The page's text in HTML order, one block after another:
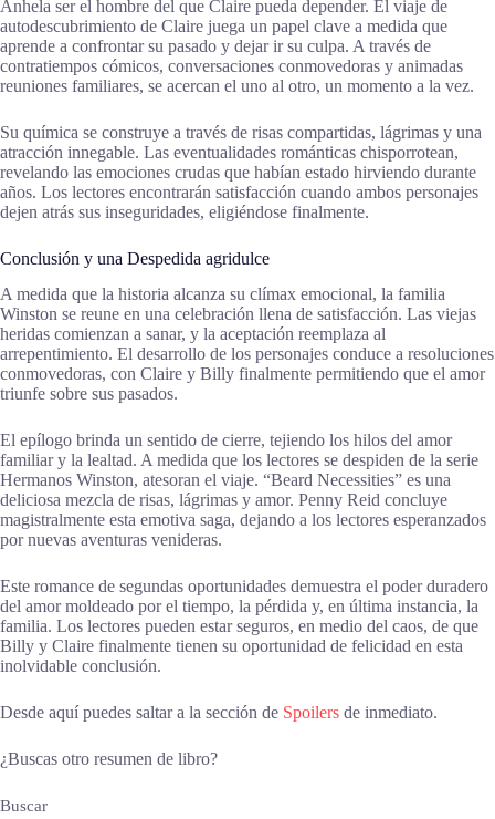
Anhela ser el hombre del que Claire pueda depender. El viaje de
autodescubrimiento de Claire juega un papel clave a medida que
aprende a confrontar su pasado y dejar ir su culpa. A través de
contratiempos cómicos, conversaciones conmovedoras y animadas
reuniones familiares, se acercan el uno al otro, un momento a la vez.
Su química se construye a través de risas compartidas, lágrimas y una
atracción innegable. Las eventualidades románticas chisporrotean,
revelando las emociones crudas que habían estado hirviendo durante
años. Los lectores encontrarán satisfacción cuando ambos personajes
dejen atrás sus inseguridades, eligiéndose finalmente.
Conclusión y una Despedida agridulce
A medida que la historia alcanza su clímax emocional, la familia
Winston se reune en una celebración llena de satisfacción. Las viejas
heridas comienzan a sanar, y la aceptación reemplaza al
arrepentimiento. El desarrollo de los personajes conduce a resoluciones
conmovedoras, con Claire y Billy finalmente permitiendo que el amor
triunfe sobre sus pasados.
El epílogo brinda un sentido de cierre, tejiendo los hilos del amor
familiar y la lealtad. A medida que los lectores se despiden de la serie
Hermanos Winston, atesoran el viaje. “Beard Necessities” es una
deliciosa mezcla de risas, lágrimas y amor. Penny Reid concluye
magistralmente esta emotiva saga, dejando a los lectores esperanzados
por nuevas aventuras venideras.
Este romance de segundas oportunidades demuestra el poder duradero
del amor moldeado por el tiempo, la pérdida y, en última instancia, la
familia. Los lectores pueden estar seguros, en medio del caos, de que
Billy y Claire finalmente tienen su oportunidad de felicidad en esta
inolvidable conclusión.
Desde aquí puedes saltar a la sección de Spoilers de inmediato.
¿Buscas otro resumen de libro?
Buscar